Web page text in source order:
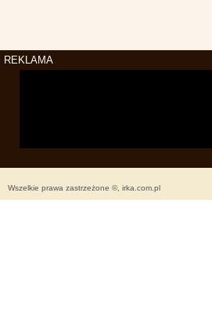
REKLAMA
Wszelkie prawa zastrzeżone ©, irka.com.pl